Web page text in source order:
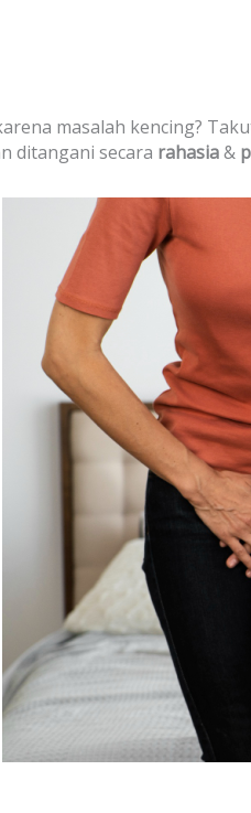
masalah kencing?
ditangani secara rahasia&